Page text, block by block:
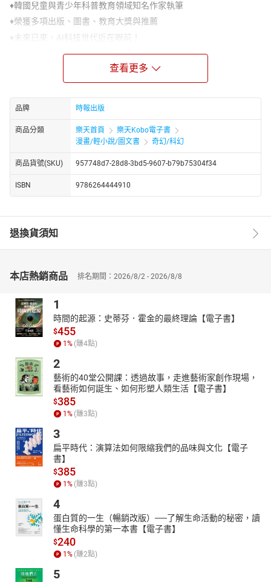
♦韓國兒童與青少年科普教育領域知名作家執筆
♦榮獲多項出版、圖書、教育大獎與推薦
♦未來已來，AI科技世代近在眼前！
電影《魔鬼終結者》或《變形金剛》中出現的強大人工智慧機器
人，是否能在我們的現實世界中見到呢？
隨著科學家的探索精神與科技的進步，圍繞人工智慧的各種疑問正
一一被解開。
本書以淺顯有趣的方式，介紹最初只是「巨大計算機」的電腦，如
何隨著硬體技術的發展體積不斷縮小，卻同時具備多樣化的軟體與
記憶裝置，並學會深度學習技術，逐步演化為人工智慧的過程。
1.小學生也能輕鬆理解科學知識，不僅是教科書也是故事書
筆。從科學而非幻想切入，把複雜的科學知識「故事化」，變成孩
子能理解的有趣科學。
2.跟上AI世代的腳步，了解科學的發展過程與趨勢
→未來，強調基本原理的重要性。
涵蓋20個科學重點主題，搭配鮮豔插圖與趣味四格漫畫，帶領孩子
從多方位深入思考，探索宇宙與未來科技的新知。
【獲獎紀錄】
★2019年榮獲「《少年韓國》優秀兒童圖書」
★2019、2020、2023年榮獲「世宗圖書」入選
★2021、2022、2023年榮獲韓國「幸福的晨讀」閱讀運動推薦書
★2021年榮獲韓國「年度環境書」入選
★2019、2021年榮獲「書種子（책씨앗）」推薦
★2021年榮獲韓國「學校圖書館司書協議會」推薦
★2021年榮獲韓國「兒童圖書研究會」推薦
★2022年榮獲「大教Soluny（솔루니）」入選
★2022–2024年榮獲「Hanuri（한우리）」必讀書單入選
【閱讀指標】
關鍵字：#科學 #科技 #科普 #科學教育 #科技教育 #想像力 #AI #人
工智慧 #未來 #兒童科普
養。
查看更多
品牌 時報出版
商品分類 樂天首頁
樂天Kobo電子書
漫畫/輕小說/圖文書
奇幻/科幻
商品貨號(SKU) 957748d7-28d8-3bd5-9607-b79b75304f34
ISBN 9786264444910
退換貨須知
本店熱銷商品 排名期間：2026/8/2 - 2026/8/8
1
時間的起源：史蒂芬．霍金的最終理論【電子書】
$455
1 % (賺4點)
2
藝術的40堂公開課：透過故事，走進藝術家創作現場，
看藝術如何誕生、如何形塑人類生活【電子書】
$385
1 % (賺3點)
3
扁平時代：演算法如何限縮我們的品味與文化【電子
書】
$385
1 % (賺3點)
4
蛋白質的一生（暢銷改版）──了解生命活動的秘密，讀
懂生命科學的第一本書【電子書】
$240
1 % (賺2點)
5